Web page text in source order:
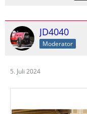
JD4040
Moderator
5. Juli 2024